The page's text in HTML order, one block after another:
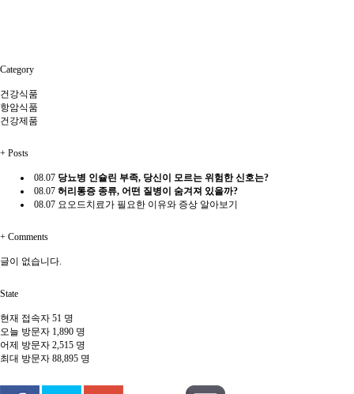
Category
건강식품
항암식품
건강제품
+ Posts
08.07 당뇨병 인슐린 부족, 당신이 모르는 위험한 신호는?
08.07 허리통증 종류, 어떤 질병이 숨겨져 있을까?
08.07 요오드치료가 필요한 이유와 증상 알아보기
+ Comments
글이 없습니다.
State
현재 접속자 51 명
오늘 방문자 1,890 명
어제 방문자 2,515 명
최대 방문자 88,895 명